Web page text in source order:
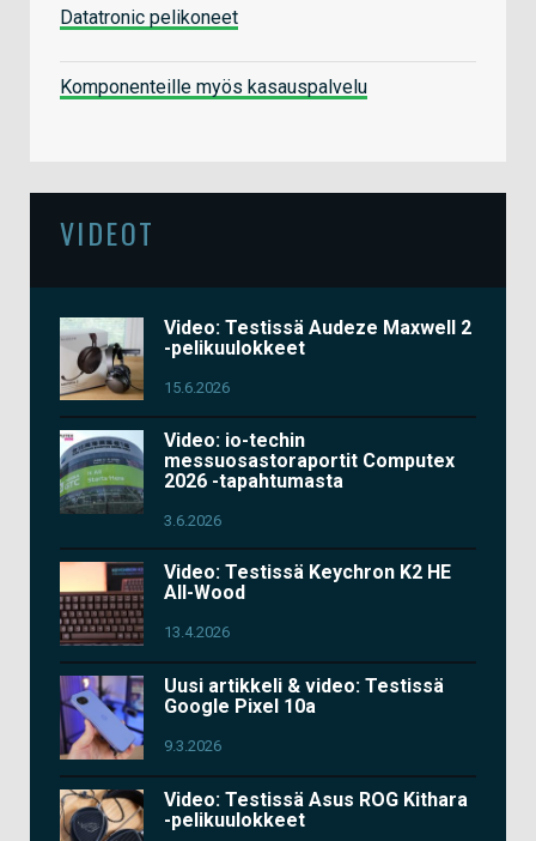
Datatronic pelikoneet
Komponenteille myös kasauspalvelu
VIDEOT
Video: Testissä Audeze Maxwell 2
-pelikuulokkeet
15.6.2026
Video: io-techin
messuosastoraportit Computex
2026 -tapahtumasta
3.6.2026
Video: Testissä Keychron K2 HE
All-Wood
13.4.2026
Uusi artikkeli & video: Testissä
Google Pixel 10a
9.3.2026
Video: Testissä Asus ROG Kithara
-pelikuulokkeet